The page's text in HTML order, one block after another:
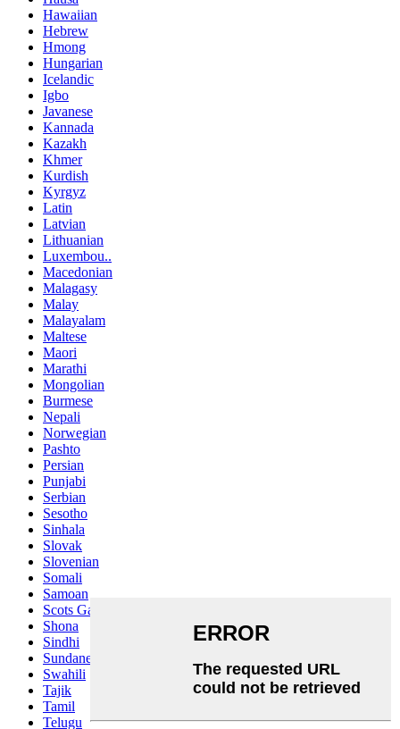
Hawaiian
Hebrew
Hmong
Hungarian
Icelandic
Igbo
Javanese
Kannada
Kazakh
Khmer
Kurdish
Kyrgyz
Latin
Latvian
Lithuanian
Luxembou..
Macedonian
Malagasy
Malay
Malayalam
Maltese
Maori
Marathi
Mongolian
Burmese
Nepali
Norwegian
Pashto
Persian
Punjabi
Serbian
Sesotho
Sinhala
Slovak
Slovenian
Somali
Samoan
Scots Gaelic
Shona
Sindhi
Sundanese
Swahili
Tajik
Tamil
Telugu